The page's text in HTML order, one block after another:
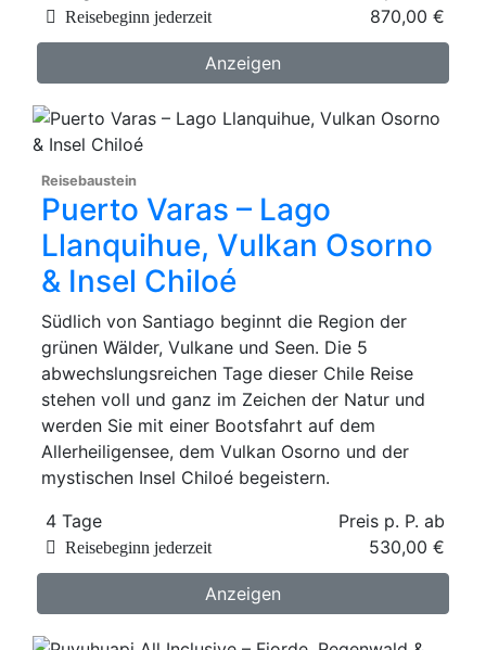
870,00 €
Reisebeginn jederzeit
Anzeigen
Reisebaustein
Puerto Varas – Lago
Llanquihue, Vulkan Osorno
& Insel Chiloé
Südlich von Santiago beginnt die Region der
grünen Wälder, Vulkane und Seen. Die 5
abwechslungsreichen Tage dieser Chile Reise
stehen voll und ganz im Zeichen der Natur und
werden Sie mit einer Bootsfahrt auf dem
Allerheiligensee, dem Vulkan Osorno und der
mystischen Insel Chiloé begeistern.
4 Tage
Preis p. P. ab
530,00 €
Reisebeginn jederzeit
Anzeigen